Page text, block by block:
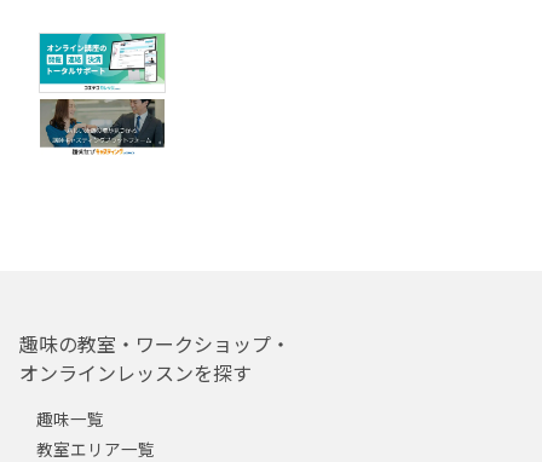
趣味の教室・ワークショップ・
オンラインレッスンを探す
趣味一覧
教室エリア一覧